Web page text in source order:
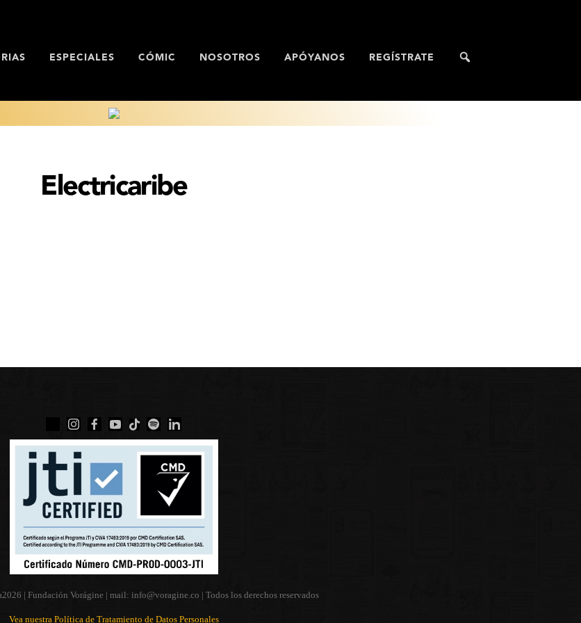
ESPECIALES CÓMIC NOSOTROS APÓYANOS REGÍSTRATE
Electricaribe
2026 | Fundación Vorágine | mail: info@voragine.co | Todos los derechos reservados
Vea nuestra Política de Tratamiento de Datos Personales